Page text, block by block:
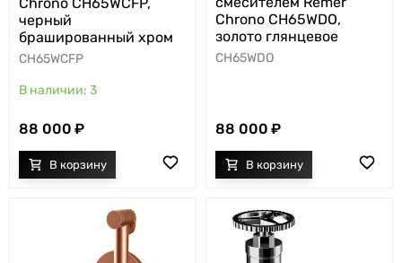
Chrono CH65WCFP,
черный
брашированный хром
CH65WCFP
3
88 000
Chrono CH65WDO,
золото глянцевое
CH65WDO
88 000